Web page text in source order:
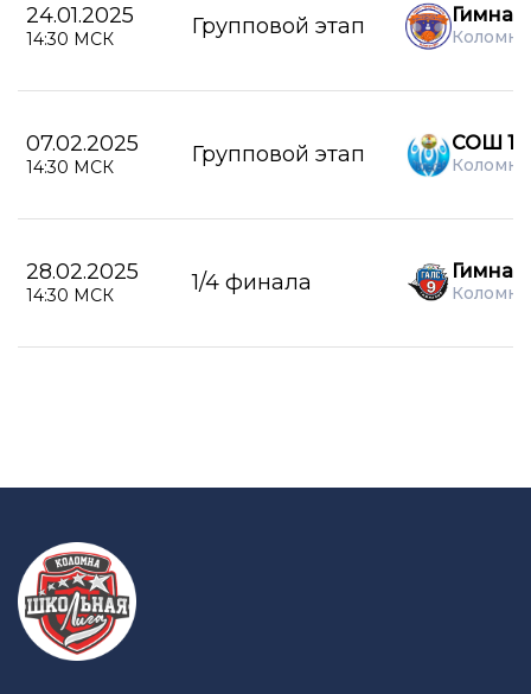
24.01.2025
14:30 МСК Групповой этап Коломна
07.02.2025
14:30 МСК Групповой этап СОШ 16
Коломна
28.02.2025
14:30 МСК 1/4 финала Коломна